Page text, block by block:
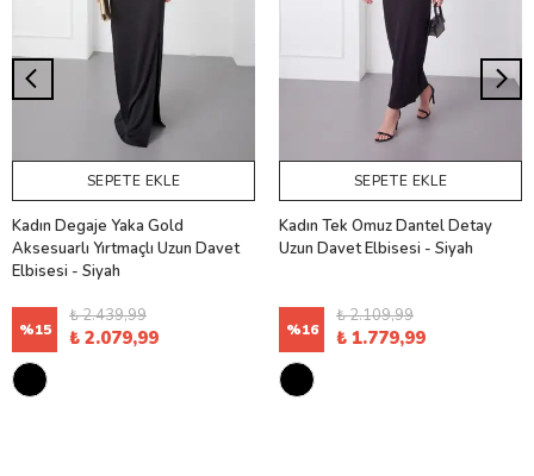
SEPETE EKLE
Kadın Degaje Yaka Gold
Aksesuarlı Yırtmaçlı Uzun Davet
Elbisesi - Siyah
%15
₺ 2.439,99
₺ 2.079,99
SEPETE EKLE
Kadın Tek Omuz Dantel Detay
Uzun Davet Elbisesi - Siyah
%16
₺ 2.109,99
₺ 1.779,99